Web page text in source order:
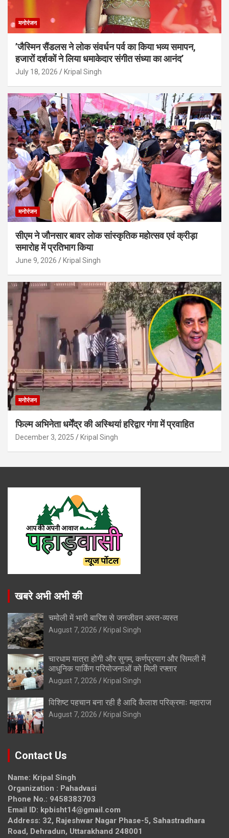
मनोरंजन
’जैस्मिन सैंडलस ने लोक संवर्धन पर्व का किया भव्य समापन,
हजारों दर्शकों ने लिया धमाकेदार संगीत संध्या का आनंद’
July 18, 2026 Kripal Singh
मनोरंजन
सीएम ने जौनसार बावर लोक सांस्कृतिक महोत्सव एवं क्रीड़ा
समारोह में प्रतिभाग किया
June 9, 2026 Kripal Singh
मनोरंजन
फिल्म अभिनेता धर्मेंद्र की अस्थियां हरिद्वार गंगा में प्रवाहित
December 3, 2025 Kripal Singh
खबरे अभी अभी की
चमोली में भारी बारिश से जनजीवन अस्त-व्यस्त
August 7, 2026 Kripal Singh
चारधाम यात्रा होगी और सुगम, कर्णप्रयाग और सिमली में
आधुनिक पार्किंग परियोजनाओं को मिली रफ्तार
August 7, 2026 Kripal Singh
विशिष्ट पहचान बना रही है आदि कैलाश परिक्रमाः महाराज
August 7, 2026 Kripal Singh
Contact Us
Name: Kripal Singh
Organization : Pahadvasi
Phone No.: 9458383703
Email ID: kpbisht14@gmail.com
Address: 32, Rajeshwar Nagar Phase-5, Sahastradhara
Road, Dehradun, Uttarakhand 248001